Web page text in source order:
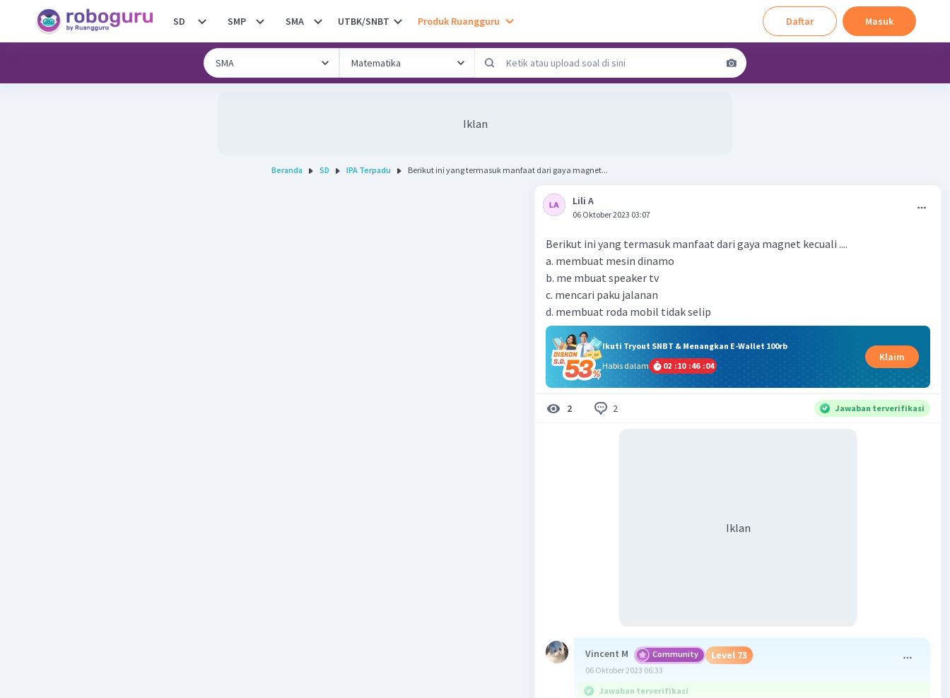
SD SMP SMA UTBK/SNBT Produk Ruangguru Daftar Masuk
Iklan
Beranda SD IPA Terpadu Berikut ini yang termasuk manfaat dari gaya magnet...
Lili A
06 Oktober 2023 03:07
Berikut ini yang termasuk manfaat dari gaya magnet kecuali ....
a. membuat mesin dinamo
b. me mbuat speaker tv
c. mencari paku jalanan
d. membuat roda mobil tidak selip
Ikuti Tryout SNBT & Menangkan E-Wallet 100rb
Habis dalam
02 :10 :46 :04
Klaim
2 2 Jawaban terverifikasi
Iklan
Vincent M Community Level 73
06 Oktober 2023 06:33
Jawaban terverifikasi